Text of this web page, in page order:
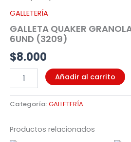
GALLETERÍA
GALLETA QUAKER
6UND (3209)
$8.000
6UND
(3209)
cantidad
Añadir al carrito
Categoría:GALLETERÍA
Productos relacionados